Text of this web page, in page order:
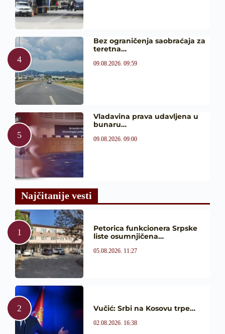
Bez ograničenja saobraćaja za
teretna…
09.08.2026. 09:59
Vladavina prava udavljena u
bunaru…
09.08.2026. 09:00
Najčitanije vesti
Petorica funkcionera Srpske
liste osumnjičena…
05.08.2026. 11:27
Vučić: Srbi na Kosovu trpe…
02.08.2026. 16:38